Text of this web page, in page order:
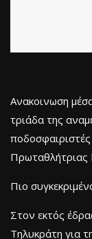
Ανακοινωση
τριάδα της
Πρωταθλήτριας
Πιο
Στον εκτός
Τηλυκράτη για